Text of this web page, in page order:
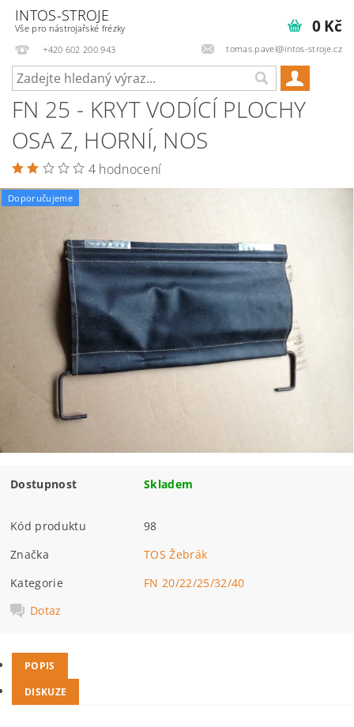
INTOS-STROJE
Vše pro nástrojařské frézky
+420 602 200 943
tomas.pavel@intos-stroje.cz
0 Kč
FN 25 - KRYT VODÍCÍ PLOCHY
OSA Z, HORNÍ, NOS
4 hodnocení
Doporučujeme
Dostupnost Skladem
Kód produktu
98
Značka
TOS Žebrák
Kategorie
FN 20/22/25/32/40
Dotaz
POPIS
DISKUZE